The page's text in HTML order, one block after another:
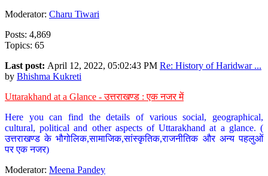
Moderator: Charu Tiwari
Posts: 4,869
Topics: 65
Last post: April 12, 2022, 05:02:43 PM Re: History of Haridwar ...
by Bhishma Kukreti
Uttarakhand at a Glance - उत्तराखण्ड : एक नजर में
Here you can find the details of various social, geographical,
cultural, political and other aspects of Uttarakhand at a glance. (
उत्तराखण्ड के भौगोलिक,सामाजिक,सांस्कृतिक,राजनीतिक और अन्य पहलुओं
पर एक नजर)
Moderator: Meena Pandey